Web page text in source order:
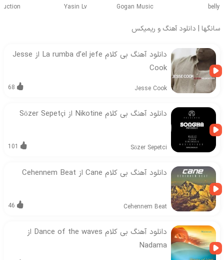
belly
Gogan Music
Yasin Lv
سانگها | دانلود آهنگ و ریمیکس
دانلود آهنگ بی کلام La rumba d’el jefe از Jesse
Cook
Jesse Cook
68
دانلود آهنگ بی کلام Nikotine از Sözer Sepetçi
Sözer Sepetci
101
دانلود آهنگ بی کلام Cane از Cehennem Beat
Cehennem Beat
46
دانلود آهنگ بی کلام Dance of the waves از
Nadama